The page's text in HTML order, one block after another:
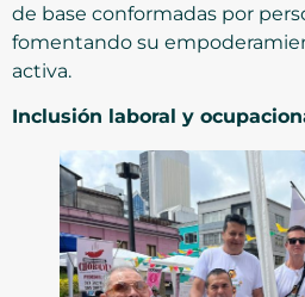
de base conformadas por
fomentando su
activa.
Inclusión laboral y